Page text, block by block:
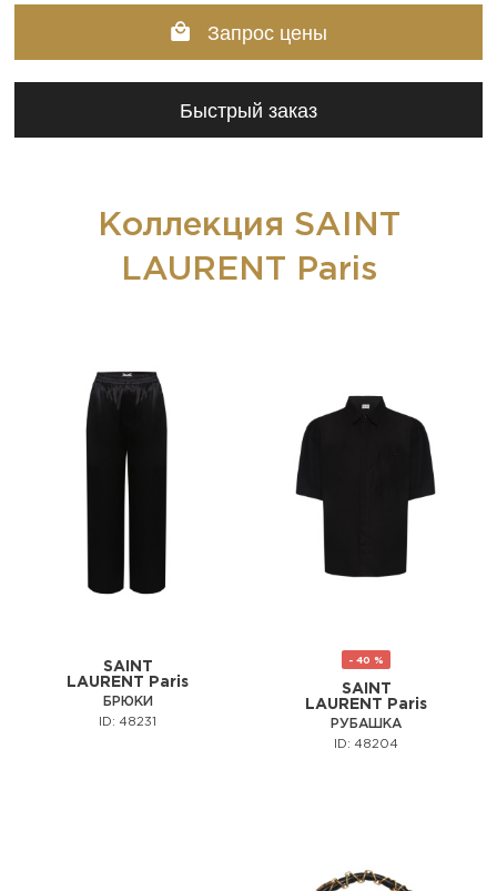
Запрос цены
Быстрый заказ
Коллекция SAINT
LAURENT Paris
SAINT
LAURENT Paris
БРЮКИ
ID: 48231
- 40 %
SAINT
LAURENT Paris
РУБАШКА
ID: 48204